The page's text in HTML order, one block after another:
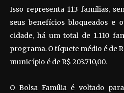
Isso representa 113 famílias,
seus benefícios bloqueados e
cidade, há um total de 1.110
programa. O tíquete médio é de
município é de R$ 203.710,00.
O Bolsa Família é voltado